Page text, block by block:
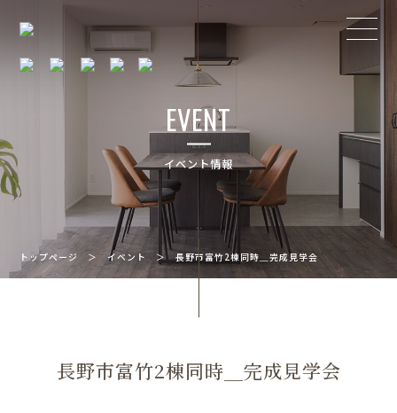
EVENT
イベント情報
トップページ ＞イベント ＞長野市富竹2棟同時＿完成見学会
長野市富竹2棟同時＿完成見学会